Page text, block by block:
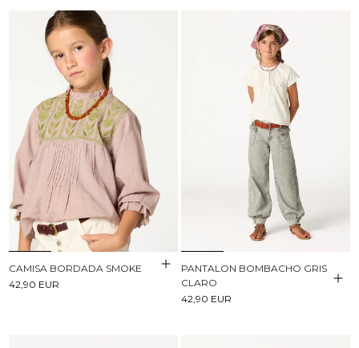
CAMISA BORDADA SMOKE
42,90 EUR
PANTALON BOMBACHO GRIS
CLARO
42,90 EUR